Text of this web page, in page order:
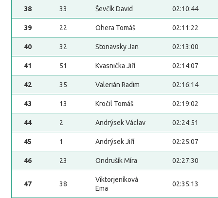
38 33 Ševčík David 02:10:44
39 22 Ohera Tomáš 02:11:22
40 32 Stonavsky Jan 02:13:00
41 51 Kvasnička Jiří 02:14:07
42 35 Valerián Radim 02:16:14
43 13 Kročil Tomáš 02:19:02
44 2 Andrýsek Václav 02:24:51
45 1 Andrýsek Jiří 02:25:07
46 23 Ondrušík Míra 02:27:30
47 38
Viktorjeníková
Ema
02:35:13